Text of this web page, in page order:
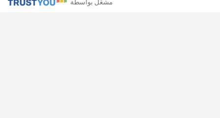
مشغّل بواسطة